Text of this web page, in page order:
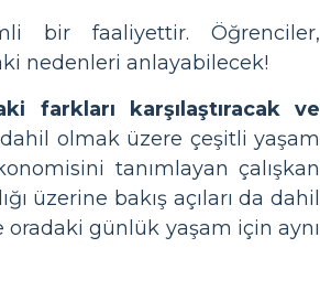
bir faaliyettir. Öğrenciler,
nedenleri anlayabilecek!
farkları karşılaştıracak ve
olmak üzere çeşitli yaşam
tanımlayan çalışkan
üzerine bakış açıları da dahil
oradaki günlük yaşam için aynı